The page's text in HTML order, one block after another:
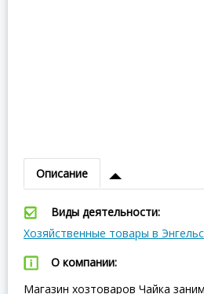
Описание
Виды деятельности:
Хозяйственные товары в
О компании:
Магазин хозтоваров Чайка